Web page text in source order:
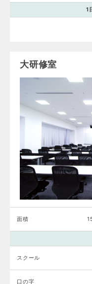
1
大研修室
面積
スクール
口の字